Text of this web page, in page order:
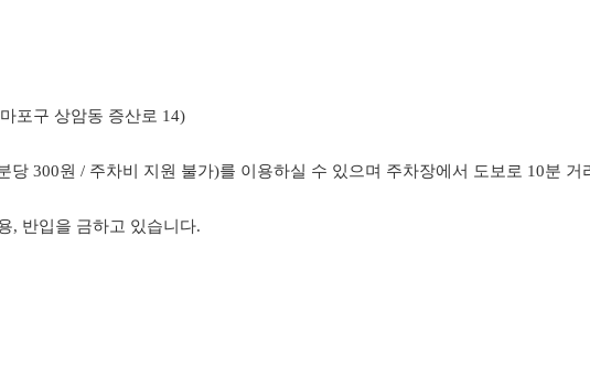
포구 상암동 증산로 14)
300원 / 주차비 지원 불가)를 이용하실 수 있으며 주차장에서 도보로 10분
, 반입을 금하고 있습니다.